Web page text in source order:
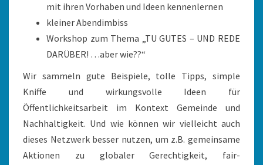
mit ihren Vorhaben und Ideen kennenlernen
kleiner Abendimbiss
Workshop zum Thema „TU GUTES – UND REDE
DARÜBER! …aber wie??“
Wir sammeln gute Beispiele, tolle Tipps, simple
Kniffe und wirkungsvolle Ideen für
Öffentlichkeitsarbeit im Kontext Gemeinde und
Nachhaltigkeit. Und wie können wir vielleicht auch
dieses Netzwerk besser nutzen, um z.B. gemeinsame
Aktionen zu globaler Gerechtigkeit, fair-